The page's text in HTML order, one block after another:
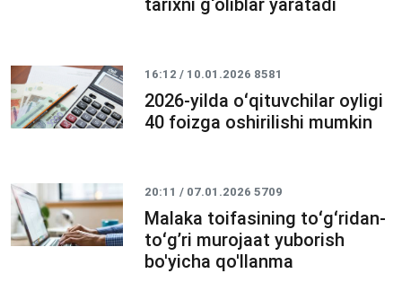
tarixni g‘oliblar yaratadi
16:12 / 10.01.2026 8581
2026-yilda oʻqituvchilar oyligi
40 foizga oshirilishi mumkin
20:11 / 07.01.20265709
Malaka toifasining toʻgʻridan-
toʻgʼri murojaat yuborish
bo'yicha qo'llanma